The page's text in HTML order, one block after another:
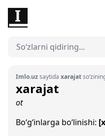
Imlo.uzsaytida xarajat
xarajat
ot
Bo‘g‘inlarga bo‘linishi: